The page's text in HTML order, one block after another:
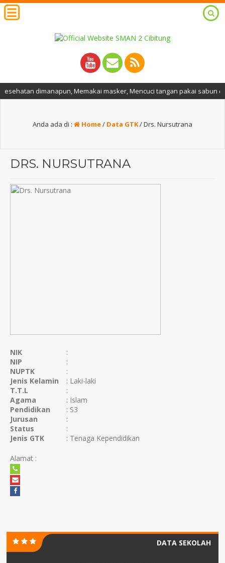
dimanapun, Memakai masker, Mencuci tangan pakai sabun
Anda ada di : Home/ Data GTK/Drs. Nursutrana
DRS. NURSUTRANA
NIK
:
NIP
:
NUPTK
:
Jenis Kelamin
: Laki-laki
T.T.L
:
Agama
: Islam
Pendidikan
: S3
Jurusan
:
Status
:
Jenis GTK
: Tenaga Kependidikan
Alamat :
DATA SEKOLAH